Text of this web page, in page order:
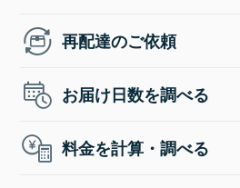
再配達のご依頼
お届け日数を調べる
料金を計算・調べる